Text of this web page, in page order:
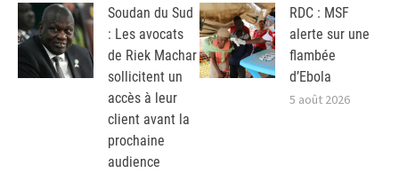
Soudan du Sud
: Les avocats
de Riek Machar
sollicitent un
accès à leur
client avant la
prochaine
audience
RDC : MSF
alerte sur une
flambée
d’Ebola
5 août 2026